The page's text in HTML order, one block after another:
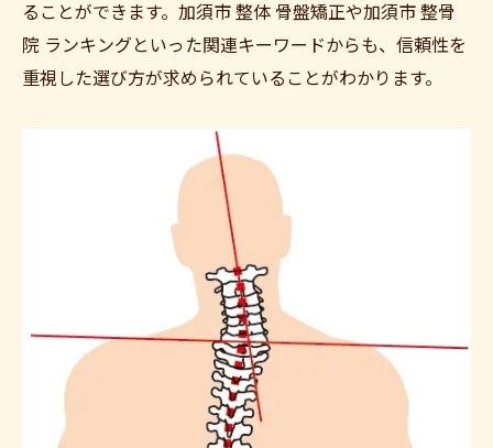
ることができます。加須市 整体 骨盤矯正や加須市 整骨
院 ランキングといった関連キーワードからも、信頼性を
重視した選び方が求められていることがわかります。
ご予約はこちら